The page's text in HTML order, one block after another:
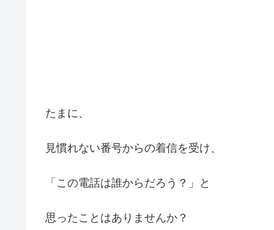
たまに、
見慣れない番号からの着信を受け、
「この電話は誰からだろう？」と
思ったことはありませんか？